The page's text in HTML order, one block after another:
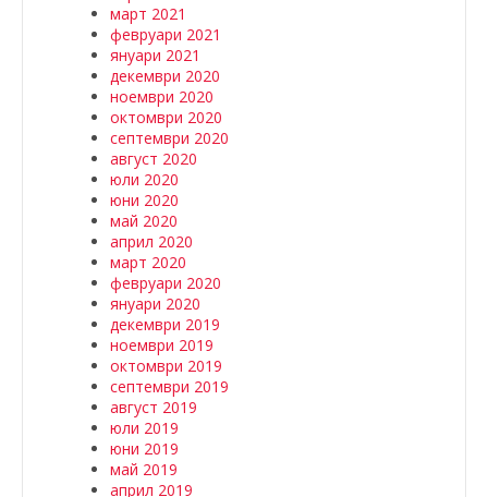
март 2021
февруари 2021
януари 2021
декември 2020
ноември 2020
октомври 2020
септември 2020
август 2020
юли 2020
юни 2020
май 2020
април 2020
март 2020
февруари 2020
януари 2020
декември 2019
ноември 2019
октомври 2019
септември 2019
август 2019
юли 2019
юни 2019
май 2019
април 2019